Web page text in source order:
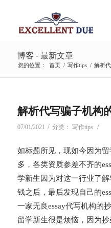
博客 - 最新文章
您的位置： 首页 / 写作tips / 解析
解析代写骗子机构
07/01/2021 / 分类： 写作tips /
如标题所见，现如今因为
多，各类资质参差不齐的
学新生因为对这一行业了
钱之后，最后发现自己的
一家无良essay代写机构的
留学新生很是烦恼，因为